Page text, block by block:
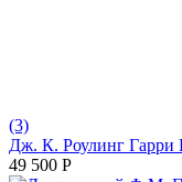
(3)
Дж. К. Роулинг Гарри
49 500 Р